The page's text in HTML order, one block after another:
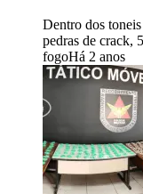
Dentro dos
pedras de crack,
fogoHá 2 anos